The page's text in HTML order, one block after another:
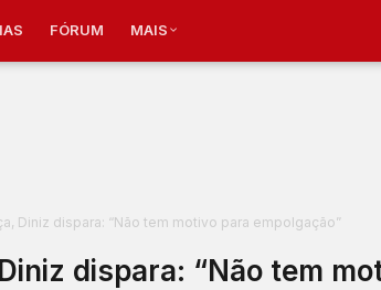
FÓRUM MAIS
Diniz dispara: “Não tem motivo para empolgação”
dispara: “Não tem